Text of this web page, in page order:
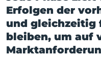
Erfolgen der
und gleichzeitig
bleiben, um auf